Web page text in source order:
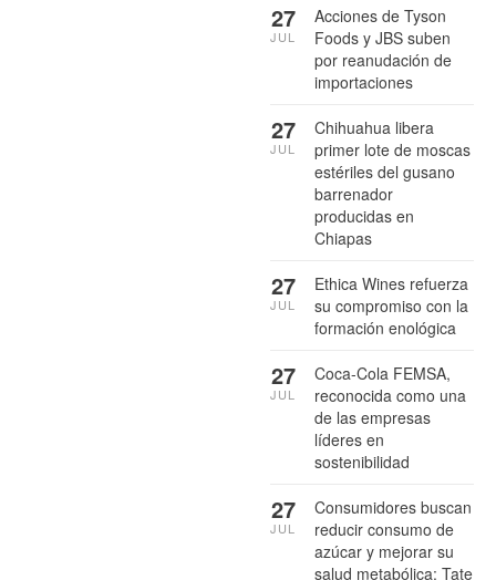
Acciones de Tyson
Foods y JBS suben
por reanudación de
importaciones
27
JUL
Chihuahua libera
primer lote de moscas
estériles del gusano
barrenador
producidas en
Chiapas
27
JUL
Ethica Wines refuerza
su compromiso con la
formación enológica
27
JUL
Coca-Cola FEMSA,
reconocida como una
de las empresas
líderes en
sostenibilidad
27
JUL
Consumidores buscan
reducir consumo de
azúcar y mejorar su
salud metabólica: Tate
27
JUL